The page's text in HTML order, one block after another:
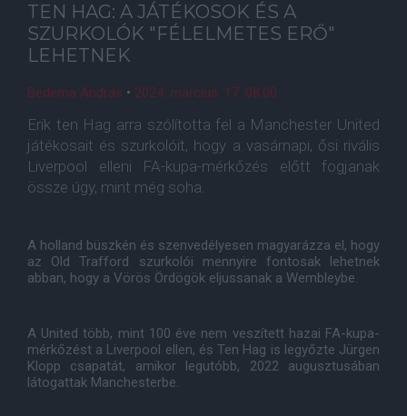
TEN HAG: A JÁTÉKOSOK ÉS A
SZURKOLÓK "FÉLELMETES ERŐ"
LEHETNEK
Bederna András • 2024. március. 17. 08:00
Erik ten Hag arra szólította fel a Manchester United
játékosait és szurkolóit, hogy a vasárnapi, ősi rivális
Liverpool elleni FA-kupa-mérkőzés előtt fogjanak
össze úgy, mint még soha.
A holland büszkén és szenvedélyesen magyarázza el, hogy
az Old Trafford szurkolói mennyire fontosak lehetnek
abban, hogy a Vörös Ördögök eljussanak a Wembleybe.
A United több, mint 100 éve nem veszített hazai FA-kupa-
mérkőzést a Liverpool ellen, és Ten Hag is legyőzte Jürgen
Klopp csapatát, amikor legutóbb, 2022 augusztusában
látogattak Manchesterbe.